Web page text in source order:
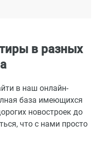
в разных
в наш онлайн-
база имеющихся
новостроек до
что с нами просто